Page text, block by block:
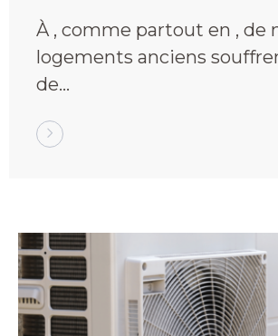
économies
À , comme partout en , de
logements anciens
de…